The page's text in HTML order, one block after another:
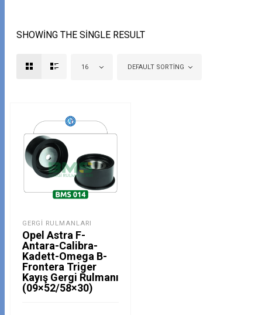
SHOWING THE SINGLE RESULT
16 DEFAULT SORTING
GERGI RULMANLARI
Opel Astra F-
Antara-Calibra-
Kadett-Omega B-
Frontera Triger
Kayış Gergi Rulmanı
(09×52/58×30)